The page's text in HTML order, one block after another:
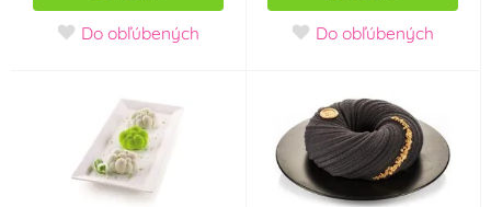
Do obľúbených Do obľúbených